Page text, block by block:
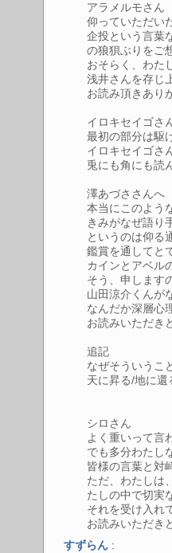
アラメルモさん
仰っていただい
企投という言葉
の狼狽ぶりをご
おそらく、わた
浅井さんを存じ
お読み頂きあり
イロキセイゴさ
最初の部分は駆
イロキセイゴさ
兎にも角にも読
澤あづささんへ
本当にこのよう
きみがなぜ語り
というのは仰る
鑑賞を通してと
カインとアベル
そう、申します
山田涼介くんが
なんだか深層心
お読みいただき
追記
なぜそういうこ
天に昇る/地に
シロさん
よく重いって言
でも多分わたし
皆様の言葉と対
ただ、わたしは
たしの中で切実
それを受け入れ
お読みいただき
すずらん :